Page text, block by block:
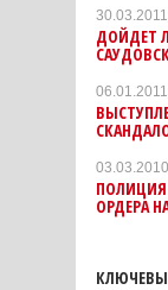
30.03.2011
ДОЙДЕТ
06.01.2011
03.03.2010
ОРДЕРА